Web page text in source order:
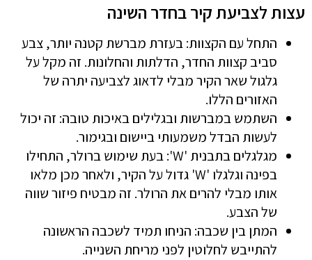
עצות לצביעת קיר בחדר השינה
התחל עם הקצוות: בעזרת מברשת קטנה יותר, צבע
סביב קצוות החדר, הדלתות והחלונות. זה מקל על
גלגול שאר הקיר מבלי לדאוג לצביעה יתרה של
האזורים הללו.
השתמש במברשות ובגלילים באיכות טובה: זה יכול
לעשות הבדל משמעותי ביישום ובגימור.
מגלגלים בתבנית 'W': בעת שימוש ברולר, התחילו
בפינה וגלגלו 'W' גדול על הקיר, ולאחר מכן מלאו
אותו מבלי להרים את הרולר. זה מבטיח פיזור שווה
של הצבע.
המתן בין שכבה: הניחו תמיד לשכבה הראשונה
להתייבש לחלוטין לפני מריחת השנייה.